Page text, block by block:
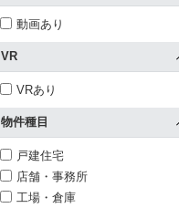
動画あり
VR
VRあり
物件種目
戸建住宅
店舗・事務所
工場・倉庫